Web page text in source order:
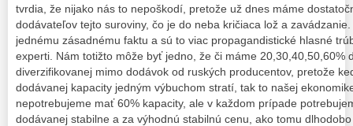
tvrdia, že nijako nás to nepoškodí, pretože už dnes máme
dodávateľov tejto suroviny, čo je do neba kričiaca lož a
jednému zásadnému faktu a sú to viac propagandistické hlasné
experti. Nám totižto môže byť jedno, že či máme 20,30,40,50,60%
diverzifikovanej mimo dodávok od ruských producentov, pretože
dodávanej kapacity jedným výbuchom stratí, tak to našej
nepotrebujeme mať 60% kapacity, ale v každom prípade
dodávanej stabilne a za výhodnú stabilnú cenu, ako tomu